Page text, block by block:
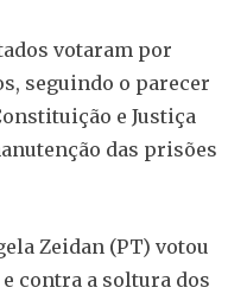
votaram por
seguindo o parecer
e Justiça
das prisões
Zeidan (PT) votou
contra a soltura dos